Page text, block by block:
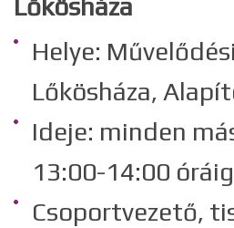
Lőkösháza
Helye:
Lőkösháza,
Ideje: minden
13:00-14:00 óráig
Csoportvezető,